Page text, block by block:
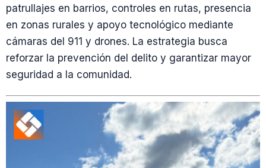
patrullajes en barrios, controles en rutas, presencia
en zonas rurales y apoyo tecnológico mediante
cámaras del 911 y drones. La estrategia busca
reforzar la prevención del delito y garantizar mayor
seguridad a la comunidad.